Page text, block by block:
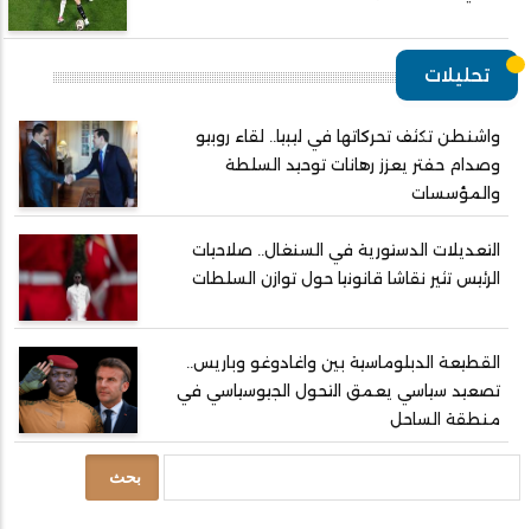
تحليلات
واشنطن تكثف تحركاتها في ليبيا.. لقاء روبيو
وصدام حفتر يعزز رهانات توحيد السلطة
والمؤسسات
التعديلات الدستورية في السنغال.. صلاحيات
الرئيس تثير نقاشا قانونيا حول توازن السلطات
القطيعة الدبلوماسية بين واغادوغو وباريس..
تصعيد سياسي يعمق التحول الجيوسياسي في
منطقة الساحل